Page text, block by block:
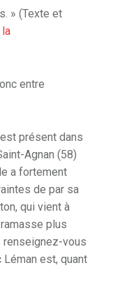
» (Texte et
entre
présent dans
Agnan (58)
a fortement
de par sa
qui vient à
plus
renseignez-vous
Léman est, quant